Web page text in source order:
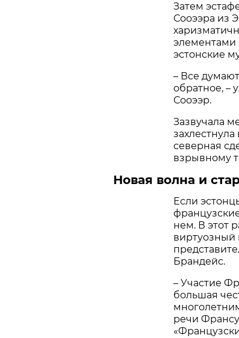
Затем
Сооээра из
элементами
эстонские
– Все
обратное, –
Сооээр.
Зазвучала
северная
взрывному
Новая волна и
Если
нем. В этот
виртуозный
Брандейс.
– Участие
большая
речи